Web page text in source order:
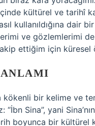
kültürel ve tarihî
kullanıldığına dair
ve gözlemlerimi
ettiğim için küresel
kökenli bir kelime ve
“İbn Sina”, yani
boyunca bir kültürel